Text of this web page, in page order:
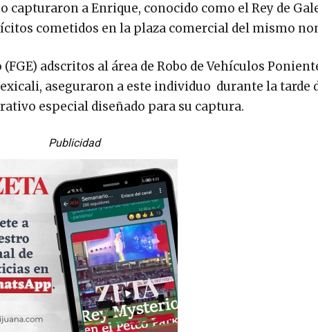
a Enrique, conocido como el Rey de
cometidos en la plaza comercial del mismo
adscritos al área de Robo de Vehículos
aseguraron a este individuo durante la tarde
especial diseñado para su captura.
Publicidad